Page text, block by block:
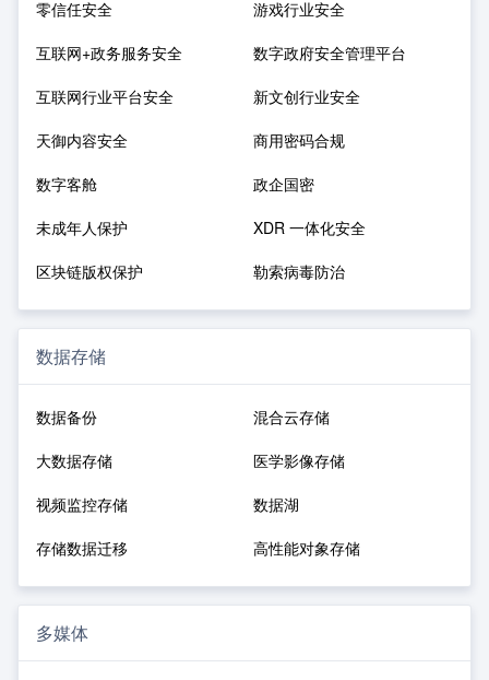
零信任安全
游戏行业安全
互联网+政务服务安全
数字政府安全管理平台
互联网行业平台安全
新文创行业安全
天御内容安全
商用密码合规
数字客舱
政企国密
未成年人保护
XDR 一体化安全
区块链版权保护
勒索病毒防治
数据存储
数据备份
混合云存储
大数据存储
医学影像存储
视频监控存储
数据湖
存储数据迁移
高性能对象存储
多媒体